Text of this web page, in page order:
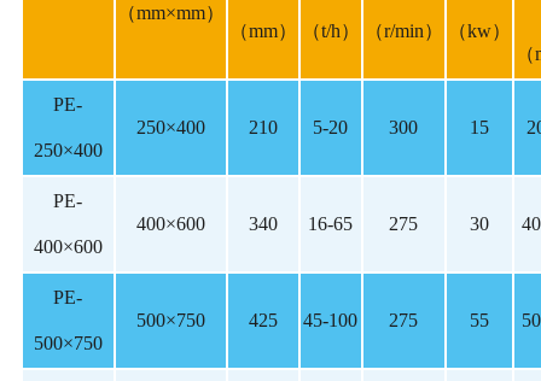
（mm×mm）
（mm） （t/h） （r/min） （kw）
PE-
250×400
250×400 210 5-20 300 15
PE-
400×600
400×600 340 16-65 275 30
PE-
500×750
500×750 425 45-100 275 55